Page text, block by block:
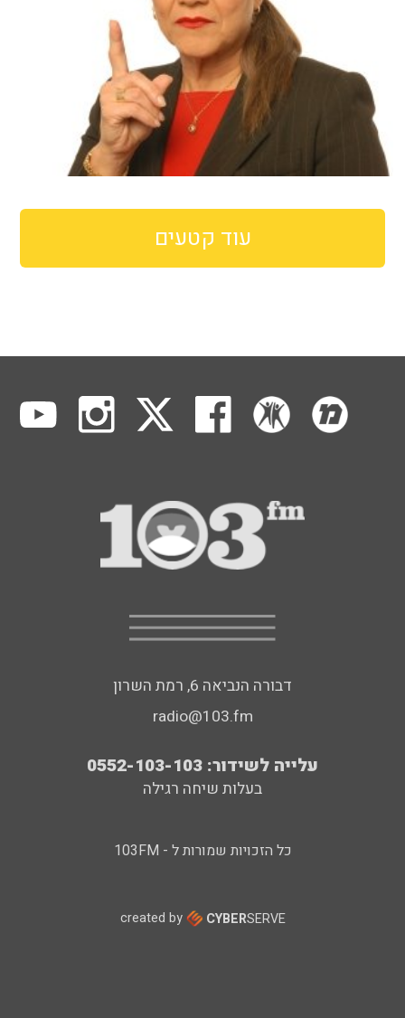
עוד קטעים
דבורה הנביאה 6, רמת השרון
radio@103.fm
עלייה לשידור: 0552-103-103
בעלות שיחה רגילה
כל הזכויות שמורות ל - 103FM
created by CYBERSERVE